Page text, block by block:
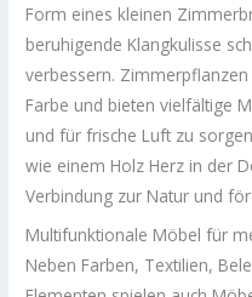
Form eines kleinen
beruhigende Klangkulisse
verbessern.
Farbe und bieten vielfältige
und für frische Luft zu
wie einem Holz Herz in der
Verbindung zur Natur und
Multifunktionale Möbel für
Neben Farben, Textilien,